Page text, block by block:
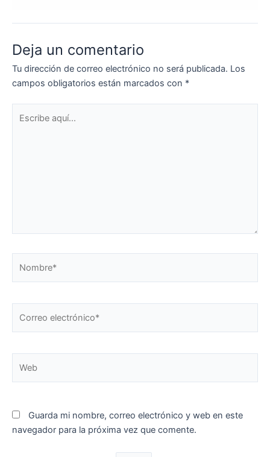
Deja un comentario
Tu dirección de correo electrónico no será publicada. Los
campos obligatorios están marcados con *
aquí...
electrónico*
Guarda mi nombre, correo electrónico y web en este
navegador para la próxima vez que comente.